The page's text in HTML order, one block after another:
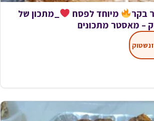
בקר מיוחד לפסח
_מתכון של
– מאסטר מתכונים